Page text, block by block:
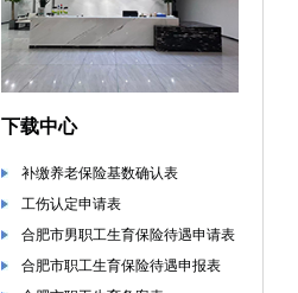
下载中心
补缴养老保险基数确认表
工伤认定申请表
合肥市男职工生育保险待遇申请表
合肥市职工生育保险待遇申报表